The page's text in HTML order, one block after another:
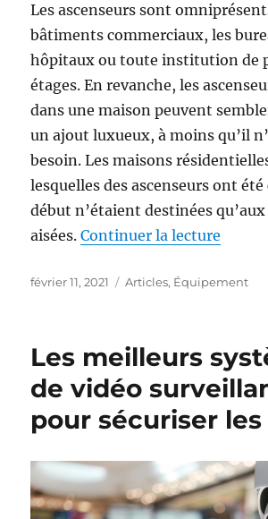
Les ascenseurs sont
bâtiments commerciaux, les
hôpitaux ou toute institution de
étages. En revanche, les
dans une maison peuvent
un ajout luxueux, à moins qu’il
besoin. Les maisons
lesquelles des ascenseurs ont
début n’étaient destinées
aisées.Continuer la lecture
Publié
février 11, 2021 Catégories
Articles, Équipement
Les meilleurs
de vidéo
pour sécuriser